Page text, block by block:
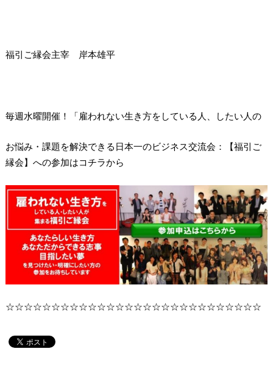
福引ご縁会主宰 岸本雄平
毎週水曜開催！「雇われない生き方をしている人、したい人の
お悩み・課題を解決できる日本一のビジネス交流会：【福引ご
縁会】への参加はコチラから
☆☆☆☆☆☆☆☆☆☆☆☆☆☆☆☆☆☆☆☆☆☆☆☆☆☆☆☆